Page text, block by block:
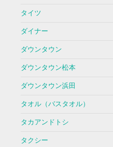
タイツ
ダイナー
ダウンタウン
ダウンタウン松本
ダウンタウン浜田
タオル（バスタオル）
タカアンドトシ
タクシー